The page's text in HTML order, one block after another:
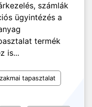
számlák
ügyintézés a
termék
is...
tapasztalat